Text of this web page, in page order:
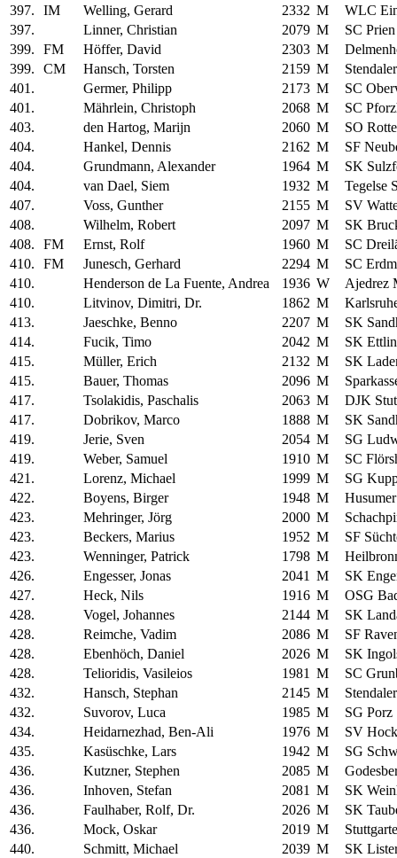
397.
IM Welling, Gerard 2332 M
WLC
397.
Linner, Christian 2079 M
SC Prien
399.
FM Höffer, David 2303 M
399.
CM Hansch, Torsten 2159 M
401.
Germer, Philipp 2173 M
SC
401.
Mährlein, Christoph 2068 M
SC
403.
den Hartog, Marijn 2060 M
SO
404.
Hankel, Dennis 2162 M
SF
404.
Grundmann, Alexander 1964 M
SK
404.
van Dael, Siem 1932 M
Tegelse
407.
Voss, Gunther 2155 M
SV
408.
Wilhelm, Robert 2097 M
SK
408.
FM Ernst, Rolf 1960 M
SC
410.
FM Junesch, Gerhard 2294 M
SC
410.
Henderson de La Fuente, Andrea 1936 W
Ajedrez
410.
Litvinov, Dimitri, Dr. 1862 M
413.
Jaeschke, Benno 2207 M
SK
414.
Fucik, Timo 2042 M
SK
415.
Müller, Erich 2132 M
SK
415.
Bauer, Thomas 2096 M
417.
Tsolakidis, Paschalis 2063 M
DJK
417.
Dobrikov, Marco 1888 M
SK
419.
Jerie, Sven 2054 M
SG
419.
Weber, Samuel 1910 M
SC
421.
Lorenz, Michael 1999 M
SG
422.
Boyens, Birger 1948 M
423.
Mehringer, Jörg 2000 M
423.
Beckers, Marius 1952 M
SF
423.
Wenninger, Patrick 1798 M
426.
Engesser, Jonas 2041 M
SK
427.
Heck, Nils 1916 M
OSG
428.
Vogel, Johannes 2144 M
SK
428.
Reimche, Vadim 2086 M
SF
428.
Ebenhöch, Daniel 2026 M
SK
428.
Telioridis, Vasileios 1981 M
SC
432.
Hansch, Stephan 2145 M
432.
Suvorov, Luca 1985 M
SG Porz
434.
Heidarnezhad, Ben-Ali 1976 M
SV
435.
Kasüschke, Lars 1942 M
SG
436.
Kutzner, Stephen 2085 M
436.
Inhoven, Stefan 2081 M
SK
436.
Faulhaber, Rolf, Dr. 2026 M
SK
436.
Mock, Oskar 2019 M
440.
Schmitt, Michael 2039 M
SK